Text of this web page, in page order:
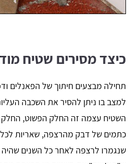
כיצד מסירים שטיח
תחילה מבצעים חיתוך של הפאנלים
למצב בו ניתן להסיר את השכבה
השטיח עצמה זה החלק הפשוט, החלק
כתמים של דבק מהרצפה, שאריות
שנגמרו לרצפה לאחר כל השנים שהיה